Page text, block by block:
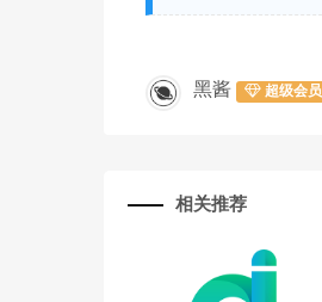
黑酱 超级会员
相关推荐